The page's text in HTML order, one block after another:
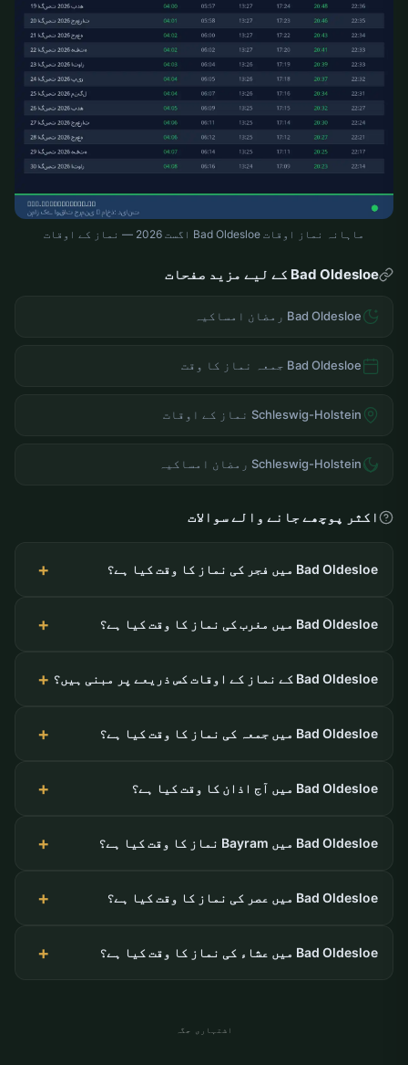
ماہانہ نماز اوقات Bad Oldesloe اگست 2026 — نماز کے اوقات
Bad Oldesloe کے لیے مزید صفحات
Bad Oldesloe رمضان امساکیہ
Bad Oldesloe جمعہ نماز کا وقت
Schleswig-Holstein نماز کے اوقات
Schleswig-Holstein رمضان امساکیہ
اکثر پوچھے جانے والے سوالات
Bad Oldesloe میں فجر کی نماز کا وقت کیا ہے؟
Bad Oldesloe میں مغرب کی نماز کا وقت کیا ہے؟
Bad Oldesloe کے نماز کے اوقات کس ذریعے پر مبنی ہیں؟
Bad Oldesloe میں جمعہ کی نماز کا وقت کیا ہے؟
Bad Oldesloe میں آج اذان کا وقت کیا ہے؟
Bad Oldesloe میں Bayram نماز کا وقت کیا ہے؟
Bad Oldesloe میں عصر کی نماز کا وقت کیا ہے؟
Bad Oldesloe میں عشاء کی نماز کا وقت کیا ہے؟
اشتہاری جگہ